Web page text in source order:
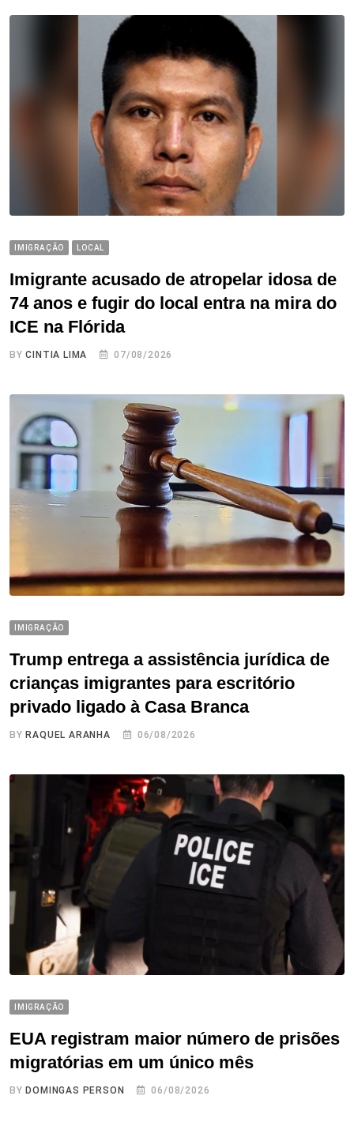
IMIGRAÇÃO LOCAL
Imigrante acusado de atropelar idosa de
74 anos e fugir do local entra na mira do
ICE na Flórida
BYCINTIA LIMA 07/08/2026
IMIGRAÇÃO
Trump entrega a assistência jurídica de
crianças imigrantes para escritório
privado ligado à Casa Branca
BYRAQUEL ARANHA 06/08/2026
IMIGRAÇÃO
EUA registram maior número de prisões
migratórias em um único mês
BY DOMINGAS PERSON 06/08/2026